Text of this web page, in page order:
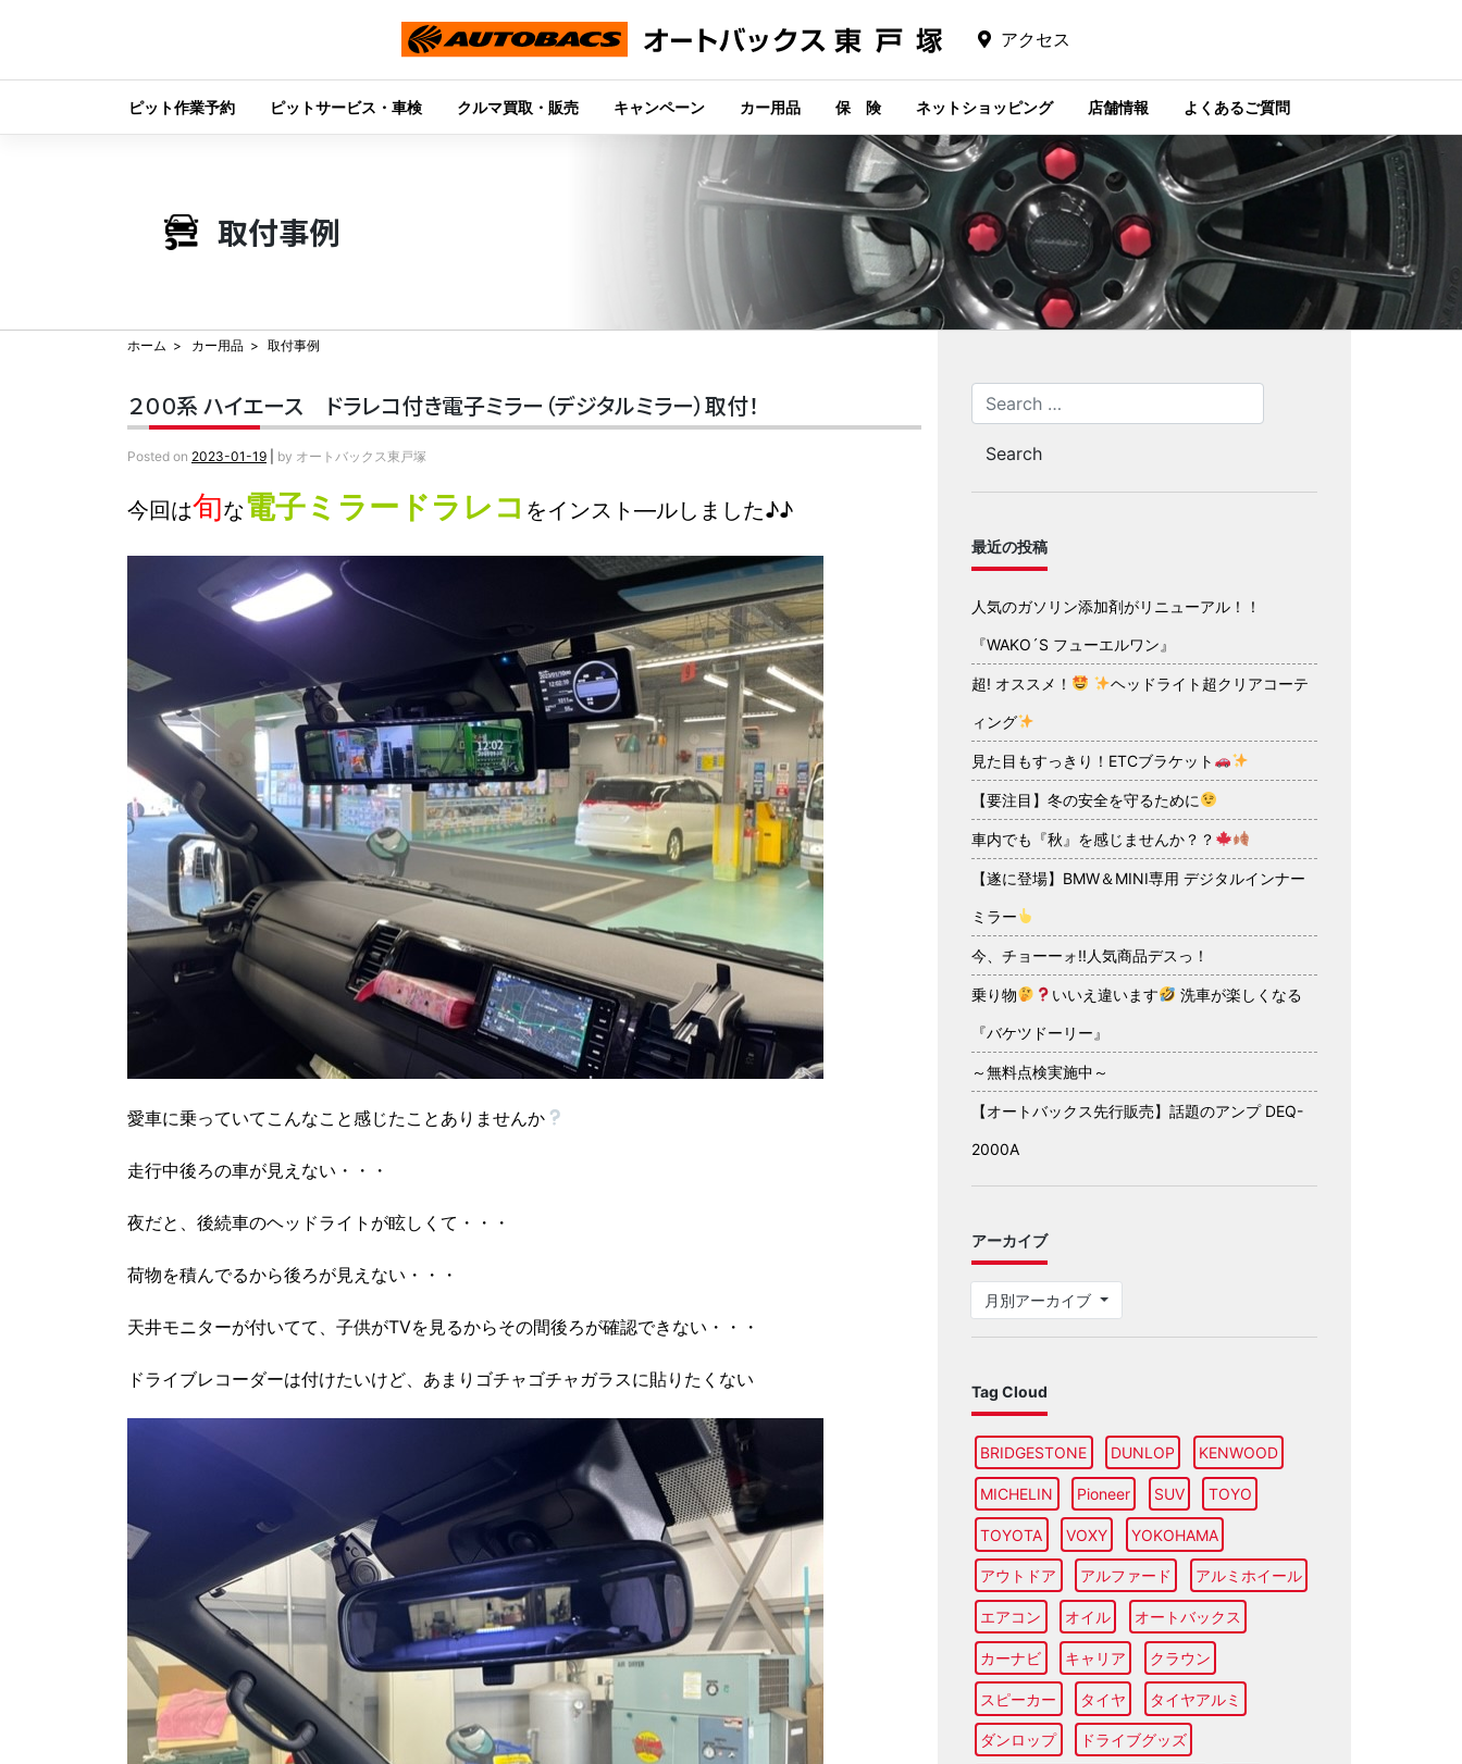
アクセス
ピット作業予約 ピットサービス・車検 クルマ買取・販売 キャンペーン カー用品 保 険 ネットショッピング 店舗情報 よくあるご質問
取付事例
ホーム カー用品 取付事例
２００系 ハイエース ドラレコ付き電子ミラー（デジタルミラー）取付！
Posted on 2023-01-19 by オートバックス東戸塚
今回は旬な電子ミラードラレコ をインスト―ルしました♪♪
愛車に乗っていてこんなこと感じたことありませんか
走行中後ろの車が見えない・・・
夜だと、後続車のヘッドライトが眩しくて・・・
荷物を積んでるから後ろが見えない・・・
天井モニターが付いてて、子供がTVを見るからその間後ろが確認できない・・・
ドライブレコーダーは付けたいけど、あまりゴチャゴチャガラスに貼りたくない
最近の投稿
人気のガソリン添加剤がリニューアル！！
『WAKO´S フューエルワン』
超! オススメ！ ヘッドライト超クリアコーテ
ィング
見た目もすっきり！ETCブラケット
【要注目】冬の安全を守るために
車内でも『秋』を感じませんか？？
【遂に登場】BMW＆MINI専用 デジタルインナー
ミラー
今、チョーーォ!!人気商品デスっ！
乗り物 いいえ違います 洗車が楽しくなる
『バケツドーリー』
～無料点検実施中～
【オートバックス先行販売】話題のアンプ DEQ-
2000A
アーカイブ
月別アーカイブ
Tag Cloud
BRIDGESTONE DUNLOP KENWOOD
MICHELIN Pioneer SUV TOYO
TOYOTA VOXY YOKOHAMA
アウトドア アルファード アルミホイール
エアコン オイル オートバックス
カーナビ キャリア クラウン
スピーカー タイヤ タイヤアルミ
ダンロップ ドライブグッズ